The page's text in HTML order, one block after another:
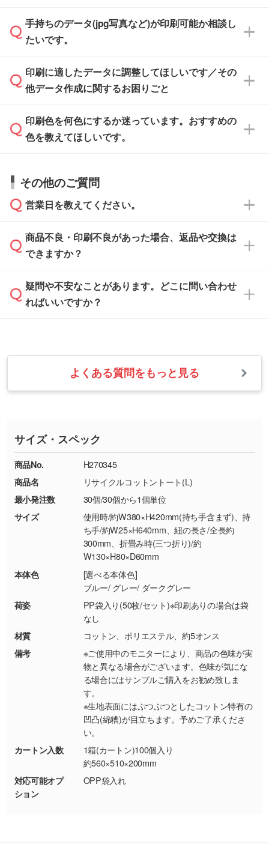
せいただければ、弊社にて無料でデザインデー
タを1点作成いたします。
積・ご注文フォームにアップロードしてご入稿
ください。
ご入稿後は経験豊富なスタッフがデータに不備
がないかチェックし、お客様と確認してから印
刷に進みますので、ご安心ください。
一部商品は入稿用テンプレートのご用意があり
ます。各商品ページの『印刷方法・テンプレー
入稿用のテンプレートはPDF形式ですが、
IllustratorやPhotoshopで開いてご利用いただけ
方」をご確認ください。
手持ちのデータ(jpg写真など)が印刷可能か相談し
たいです。
印刷に適したデータ・解像度かどうか、担当ス
タッフが事前に確認いたします。
ムへ添付いただくか、担当スタッフ宛にメール
でお送りください。
い合わせください。
なお、印刷用データの作り方に関する詳細は、
印刷に適したデータに調整してほしいです／その
他データ作成に関するお困りごと
データ作成でお困りの際には、担当スタッフが
サポートいたしますのでお気軽にご相談くださ
から添付してお送りください。
・解像度の低いデータをトレース/調整してほ
しい
解像度の低い画像や、手書きのイラスト、写真
などを、印刷に適したベクターデータに変換し
・フルカラーデータを1色に変換してほしい
・1色印刷でグラデーションや濃淡を表現した
い
す。→詳しく見る
・コーポレートカラーを使って印刷したい／印
刷色にこだわりがある
DIC・PANTONEなどのカラーチップの指定や、
現物支給による色指定も承っております。→詳
・背景がある画像からキャラクター部分だけを
使いたいです
シンプルな背景のデータや、使いたいキャラク
ター部分の輪郭がはっきりしているデータは切
り抜き処理が可能です。→
・持っているデータの背景が足りない／塗り足
しの作り方が分からない
印刷したいデータが印刷範囲よりも小さい場
合、シンプルな色・柄の背景であれば拡張が可
詳しく見る
・デザインにQRコードを入れたい／QRコード
を生成してほしい
URLをご指定いただければ、QRコードを生成
いたします。配置のご相談にも応じています。
→
印刷色を何色にするか迷っています。おすすめの
色を教えてほしいです。
お見積・ご注文・
相談いただきますと、担当スタッフがお客様の
ご希望や商品の本体色を確認し、印刷色をご提
本体色がブラック、ネイビーなど濃色の場合は
白色か淡い色の印刷色をおすすめしておりま
す。
本体色がナチュラルなど淡色の場合、印刷をく
っきりと目立たせたいときは濃い印刷色が、柔
らかい雰囲気にしたいときは淡い印刷色が映え
また、お選びいただいた印刷色が本体色に合わ
ない場合や仕上がりに影響しそうな場合は、ス
タッフから別の色をご案内することもございま
その他のご質問
営業日を教えてください。
営業日は平日の10:00～18:00で、土日祝日はお
休みとなります。注文・見積・お問い合わせ
速やかに対応いたします。
商品不良・印刷不良があった場合、返品や交換は
できますか？
お手数をお掛けいたしますが、至急担当スタッ
フまでご連絡ください。商品の状況を確認し、
・お届け時に商品が損傷・故障している場合
・ご注文と異なる商品が届いた場合
・印刷不良があった場合
※詳しくは「商品の良品基準について
ください。
【返品・交換ができない場合】
・お客様の元で商品を加工された場合、または
商品が破損した場合
・商品到着後7日以上経過している場合
・お客様のご都合による返品・交換依頼(商
品・色・数量などの注文間違い等)
疑問や不安なことがあります。どこに問い合わせ
ればいいですか？
業日以内に担当スタッフよりメールにてご連絡
いたします。
お急ぎの場合はお電話でのご質問も受け付けて
TEL：0422-29-9911 営業時間10:00～
18:00(土日祝日除く)
お問い合わせフォームはこちら
よくある質問をもっと見る
サイズ・スペック
商品No.
H270345
商品名
リサイクルコットントート(L)
最小発注数
30個/30個から1個単位
サイズ
使用時/約W380×H420mm(持ち手含まず)、持
ち手/約W25×H640mm、紐の長さ/全長約
300mm、折畳み時(三つ折り)/約
W130×H80×D60mm
本体色
[選べる本体色]
ブルー/ グレー/ ダークグレー
荷姿
PP袋入り(50枚/セット)※印刷ありの場合は袋
なし
材質
コットン、ポリエステル、約5オンス
備考
※ご使用中のモニターにより、商品の色味が実
物と異なる場合がございます。色味が気にな
る場合にはサンプルご購入をお勧め致しま
す。
※生地表面にはぷつぷつとしたコットン特有の
凹凸(綿糟)が目立ちます。予めご了承くださ
い。
カートン入数
1箱(カートン)100個入り
約560×510×200mm
対応可能オプ
ション
OPP袋入れ